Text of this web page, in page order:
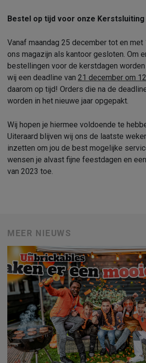
Bestel op tijd voor onze Kerstsluiting
Vanaf maandag 25 december tot en met
ons magazijn als kantoor gesloten. Om
bestellingen voor de kerstdagen
wij een deadline van 21 december om
daarom op tijd! Orders die na de
worden in het nieuwe jaar opgepakt.
Wij hopen je hiermee voldoende te
Uiteraard blijven wij ons de laatste
inzetten om jou de best mogelijke
wensen je alvast fijne feestdagen en
van 2023 toe.
MEER NIEUWS